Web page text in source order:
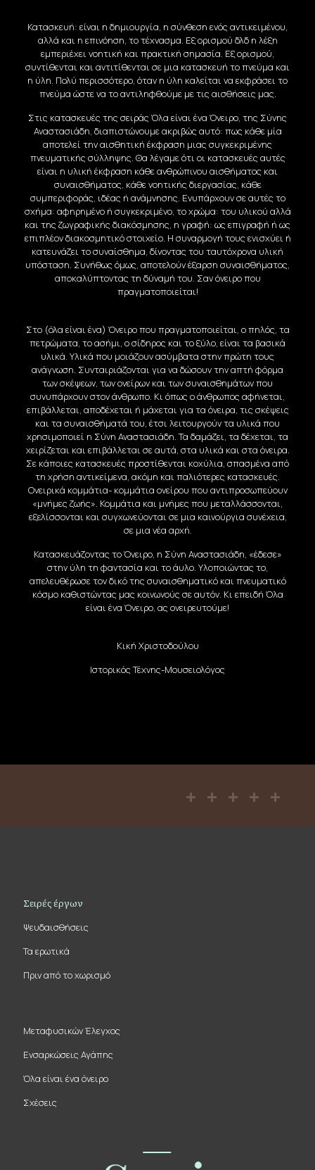
Κατασκευή: είναι η δημιουργία, η σύνθεση ενός αντικειμένου,
αλλά και η επινόηση, το τέχνασμα. Εξ ορισμού δλδ η λέξη
εμπεριέχει νοητική και πρακτική σημασία. Εξ ορισμού,
συντίθενται και αντιτίθενται σε μια κατασκευή το πνεύμα και
η ύλη. Πολύ περισσότερο, όταν η ύλη καλείται να εκφράσει το
πνεύμα ώστε να το αντιληφθούμε με τις αισθήσεις μας.
Στις κατασκευές της σειράς Όλα είναι ένα Όνειρο, της Σύνης
Αναστασιάδη, διαπιστώνουμε ακριβώς αυτό: πως κάθε μία
αποτελεί την αισθητική έκφραση μιας συγκεκριμένης
πνευματικής σύλληψης. Θα λέγαμε ότι οι κατασκευές αυτές
είναι η υλική έκφραση κάθε ανθρώπινου αισθήματος και
συναισθήματος, κάθε νοητικής διεργασίας, κάθε
συμπεριφοράς, ιδέας ή ανάμνησης. Ενυπάρχουν σε αυτές το
σχήμα: αφηρημένο ή συγκεκριμένο, το χρώμα: του υλικού αλλά
και της ζωγραφικής διακόσμησης, η γραφή: ως επιγραφή ή ως
επιπλέον διακοσμητικό στοιχείο. Η συναρμογή τους ενισχύει ή
κατευνάζει το συναίσθημα, δίνοντας του ταυτόχρονα υλική
υπόσταση. Συνήθως όμως, αποτελούν έξαρση συναισθήματος,
αποκαλύπτοντας τη δύναμή του. Σαν όνειρο που
πραγματοποιείται!
Στο (όλα είναι ένα) Όνειρο που πραγματοποιείται, ο πηλός, τα
πετρώματα, το ασήμι, ο σίδηρος και το ξύλο, είναι τα βασικά
υλικά. Υλικά που μοιάζουν ασύμβατα στην πρώτη τους
ανάγνωση. Συνταιριάζονται για να δώσουν την απτή φόρμα
των σκέψεων, των ονείρων και των συναισθημάτων που
συνυπάρχουν στον άνθρωπο. Κι όπως ο άνθρωπος αφήνεται,
επιβάλλεται, αποδέχεται ή μάχεται για τα όνειρα, τις σκέψεις
και τα συναισθήματά του, έτσι λειτουργούν τα υλικά που
χρησιμοποιεί η Σύνη Αναστασιάδη. Τα δαμάζει, τα δέχεται, τα
χειρίζεται και επιβάλλεται σε αυτά, στα υλικά και στα όνειρα.
Σε κάποιες κατασκευές προστίθενται κοχύλια, σπασμένα από
τη χρήση αντικείμενα, ακόμη και παλιότερες κατασκευές.
Ονειρικά κομμάτια- κομμάτια ονείρου που αντιπροσωπεύουν
«μνήμες ζωής». Κομμάτια και μνήμες που μεταλλάσσονται,
εξελίσσονται και συγχωνεύονται σε μια καινούργια συνέχεια,
σε μια νέα αρχή.
Κατασκευάζοντας το Όνειρο, η Σύνη Αναστασιάδη, «έδεσε»
στην ύλη τη φαντασία και το άυλο. Υλοποιώντας το,
απελευθέρωσε τον δικό της συναισθηματικό και πνευματικό
κόσμο καθιστώντας μας κοινωνούς σε αυτόν. Κι επειδή Όλα
είναι ένα Όνειρο, ας ονειρευτούμε!
Κική Χριστοδούλου
Ιστορικός Τέχνης-Μουσειολόγος
Σειρές έργων
Ψευδαισθήσεις
Τα ερωτικά
Πριν από το χωρισμό
Μεταφυσικών Έλεγχος
Ενσαρκώσεις Αγάπης
Όλα είναι ένα όνειρο
Σχέσεις